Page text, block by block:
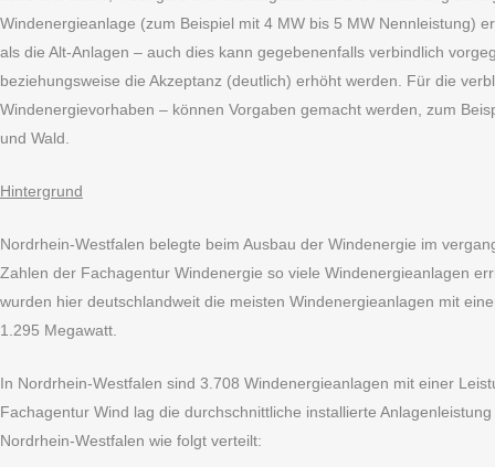
Windenergieanlage (zum Beispiel mit 4 MW bis 5 MW Nennleistung)
als die Alt-Anlagen – auch dies kann gegebenenfalls verbindlich
beziehungsweise die Akzeptanz (deutlich) erhöht werden. Für die
Windenergievorhaben – können Vorgaben gemacht werden, zum
und Wald.
Hintergrund
Nordrhein-Westfalen belegte beim Ausbau der Windenergie im
Zahlen der Fachagentur Windenergie so viele Windenergieanlagen
wurden hier deutschlandweit die meisten Windenergieanlagen mit
1.295 Megawatt.
In Nordrhein-Westfalen sind 3.708 Windenergieanlagen mit einer
Fachagentur Wind lag die durchschnittliche installierte
Nordrhein-Westfalen wie folgt verteilt: